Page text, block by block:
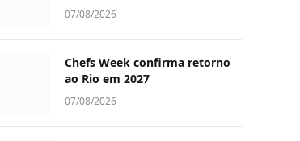
07/08/2026
Chefs Week confirma retorno
ao Rio em 2027
07/08/2026